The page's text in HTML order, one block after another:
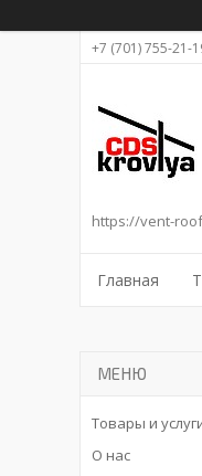
+7 (701) 755-21-
https://vent-
Главная
Товары и
О нас